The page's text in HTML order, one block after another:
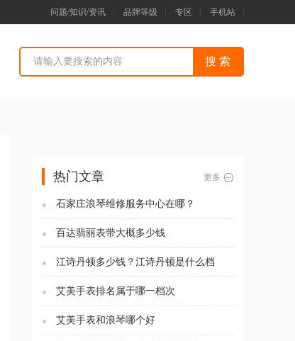
问题/知识/资讯 品牌等级 专区 手机站
热门文章 更多
石家庄浪琴维修服务中心在哪？
百达翡丽表带大概多少钱
江诗丹顿多少钱？江诗丹顿是什么档
次？
艾美手表排名属于哪一档次
艾美手表和浪琴哪个好